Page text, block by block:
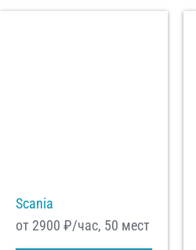
Scania
от 2900 ₽/час, 50 мест